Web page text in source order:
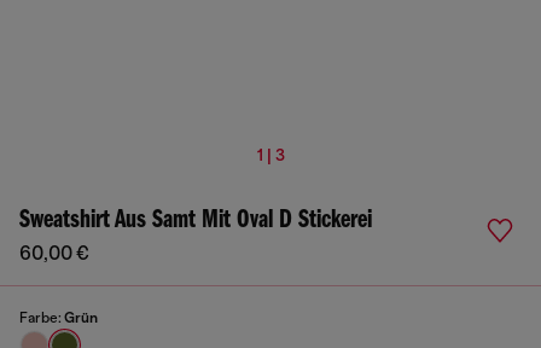
1 | 3
Sweatshirt Aus Samt Mit Oval D Stickerei
60,00 €
Farbe: Grün